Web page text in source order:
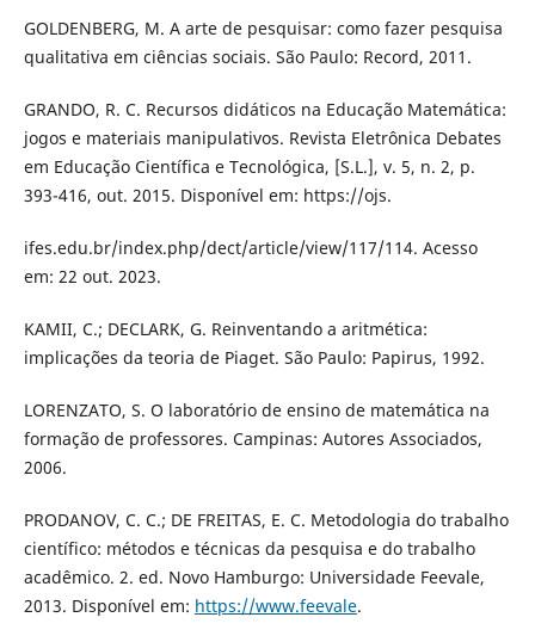
GOLDENBERG, M. A arte de pesquisar: como fazer pesquisa
qualitativa em ciências sociais. São Paulo: Record, 2011.
GRANDO, R. C. Recursos didáticos na Educação Matemática:
jogos e materiais manipulativos. Revista Eletrônica Debates
em Educação Científica e Tecnológica, [S.L.], v. 5, n. 2, p.
393-416, out. 2015. Disponível em: https://ojs.
ifes.edu.br/index.php/dect/article/view/117/114. Acesso
em: 22 out. 2023.
KAMII, C.; DECLARK, G. Reinventando a aritmética:
implicações da teoria de Piaget. São Paulo: Papirus, 1992.
LORENZATO, S. O laboratório de ensino de matemática na
formação de professores. Campinas: Autores Associados,
2006.
PRODANOV, C. C.; DE FREITAS, E. C. Metodologia do trabalho
científico: métodos e técnicas da pesquisa e do trabalho
acadêmico. 2. ed. Novo Hamburgo: Universidade Feevale,
2013. Disponível em: https://www.feevale.